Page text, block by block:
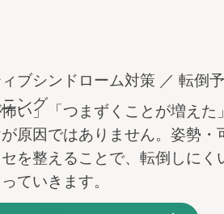
ブシンドローム対策 ／ 転倒
ング
い」「つまずくことが増えた
原因ではありません。姿勢・
を整えることで、転倒しにく
ていきます。